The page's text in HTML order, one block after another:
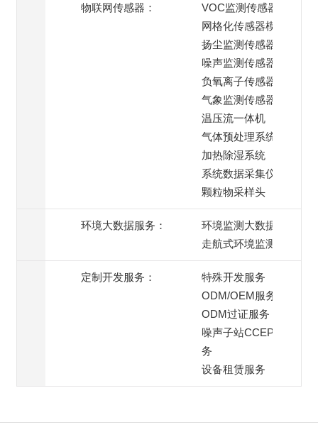
物联网传感器：
VOC监测传感器
网格化传感器模组
扬尘监测传感器
噪声监测传感器
负氧离子传感器
气象监测传感器
温压流一体机
气体预处理系统
加热除湿系统
系统数据采集仪
颗粒物采样头
环境大数据服务：
环境监测大数据服务
走航式环境监测服务
定制开发服务：
特殊开发服务
ODM/OEM服务
ODM过证服务
噪声子站CCEP过证服
务
设备租赁服务